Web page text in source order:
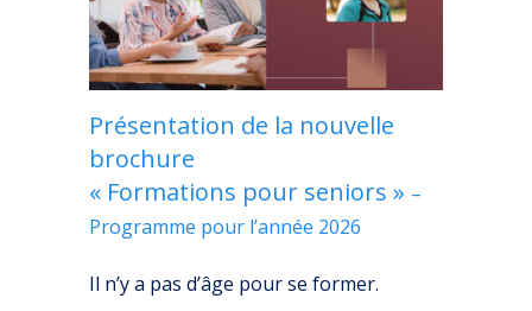
Présentation de la nouvelle
brochure
« Formations pour seniors » –
Programme pour l’année 2026
Il n’y a pas d’âge pour se former.